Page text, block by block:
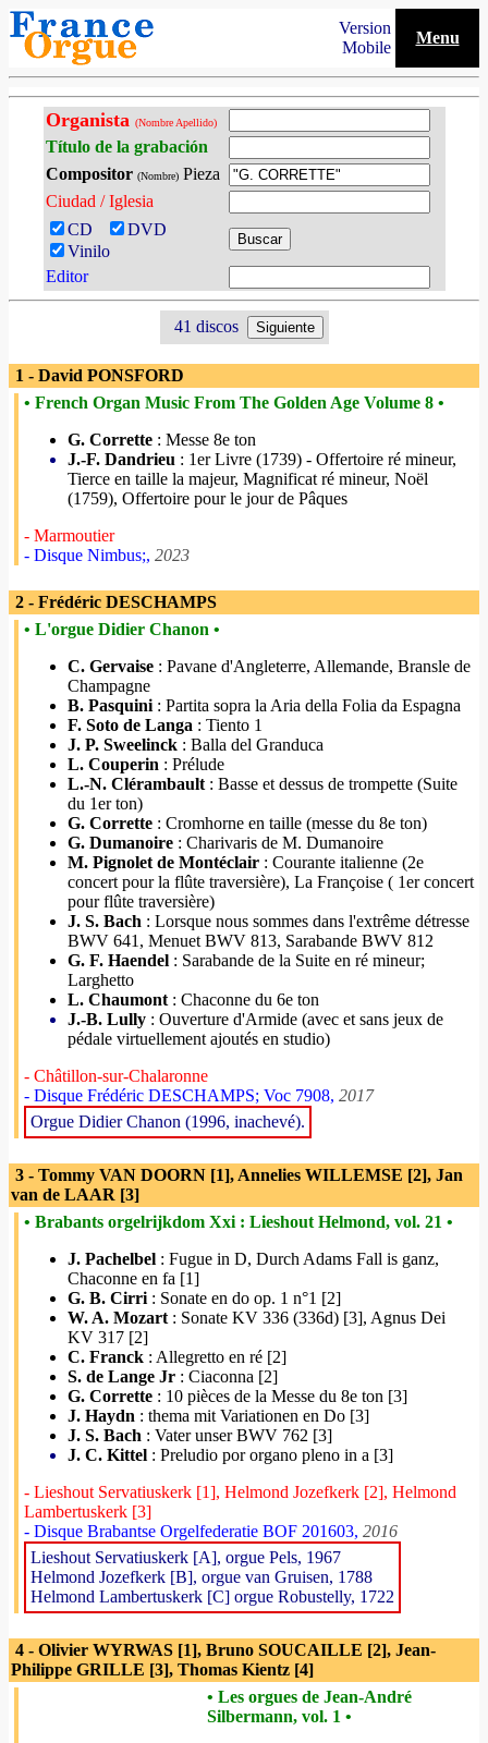
Version
Mobile
Menu
Organista (Nombre Apellido)
Título de la grabación
Compositor (Nombre)Pieza
Ciudad / Iglesia
CD
DVD
Vinilo
Editor
41 discos
1 - David PONSFORD
• French Organ Music From The Golden Age Volume 8 •
G. Corrette : Messe 8e ton
J.-F. Dandrieu : 1er Livre (1739) - Offertoire ré mineur,
Tierce en taille la majeur, Magnificat ré mineur, Noël
(1759), Offertoire pour le jour de Pâques
- Marmoutier
- Disque Nimbus;, 2023
2 - Frédéric DESCHAMPS
• L'orgue Didier Chanon •
C. Gervaise : Pavane d'Angleterre, Allemande, Bransle de
Champagne
B. Pasquini : Partita sopra la Aria della Folia da Espagna
F. Soto de Langa : Tiento 1
J. P. Sweelinck : Balla del Granduca
L. Couperin : Prélude
L.-N. Clérambault : Basse et dessus de trompette (Suite
du 1er ton)
G. Corrette : Cromhorne en taille (messe du 8e ton)
G. Dumanoire : Charivaris de M. Dumanoire
M. Pignolet de Montéclair : Courante italienne (2e
concert pour la flûte traversière), La Françoise ( 1er concert
pour flûte traversière)
J. S. Bach : Lorsque nous sommes dans l'extrême détresse
BWV 641, Menuet BWV 813, Sarabande BWV 812
G. F. Haendel : Sarabande de la Suite en ré mineur;
Larghetto
L. Chaumont : Chaconne du 6e ton
J.-B. Lully : Ouverture d'Armide (avec et sans jeux de
pédale virtuellement ajoutés en studio)
- Châtillon-sur-Chalaronne
- Disque Frédéric DESCHAMPS; Voc 7908, 2017
Orgue Didier Chanon (1996, inachevé).
3 - Tommy VAN DOORN [1], Annelies WILLEMSE [2], Jan
van de LAAR [3]
• Brabants orgelrijkdom Xxi : Lieshout Helmond, vol. 21 •
J. Pachelbel : Fugue in D, Durch Adams Fall is ganz,
Chaconne en fa [1]
G. B. Cirri : Sonate en do op. 1 n°1 [2]
W. A. Mozart : Sonate KV 336 (336d) [3], Agnus Dei
KV 317 [2]
C. Franck : Allegretto en ré [2]
S. de Lange Jr : Ciaconna [2]
G. Corrette : 10 pièces de la Messe du 8e ton [3]
J. Haydn : thema mit Variationen en Do [3]
J. S. Bach : Vater unser BWV 762 [3]
J. C. Kittel : Preludio por organo pleno in a [3]
- Lieshout Servatiuskerk [1], Helmond Jozefkerk [2], Helmond
Lambertuskerk [3]
- Disque Brabantse Orgelfederatie BOF 201603, 2016
Lieshout Servatiuskerk [A], orgue Pels, 1967
Helmond Jozefkerk [B], orgue van Gruisen, 1788
Helmond Lambertuskerk [C] orgue Robustelly, 1722
4 - Olivier WYRWAS [1], Bruno SOUCAILLE [2], Jean-
Philippe GRILLE [3], Thomas Kientz [4]
• Les orgues de Jean-André
Silbermann, vol. 1 •